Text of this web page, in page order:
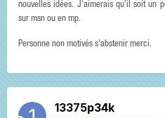
nouvelles idées. J'aimerais qu'il soit un
sur msn ou en mp.
Personne non motivés s'abstenir merci.
13375p34k